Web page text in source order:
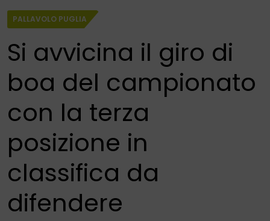
PALLAVOLO PUGLIA
Si avvicina il giro di
boa del campionato
con la terza
posizione in
classifica da
difendere